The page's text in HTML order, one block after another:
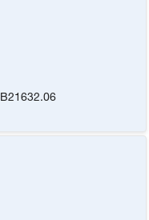
B21632.06